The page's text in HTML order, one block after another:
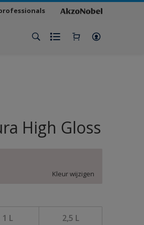
High Gloss
Kleur wijzigen
1 L 2,5 L